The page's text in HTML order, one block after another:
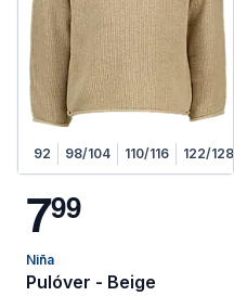
92 98/104 110/116 122/128
799
Niña
Pulóver - Beige